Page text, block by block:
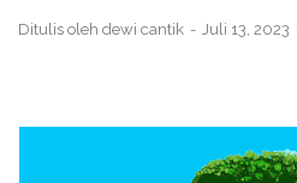
Ditulis oleh dewi cantik Juli 13, 2023